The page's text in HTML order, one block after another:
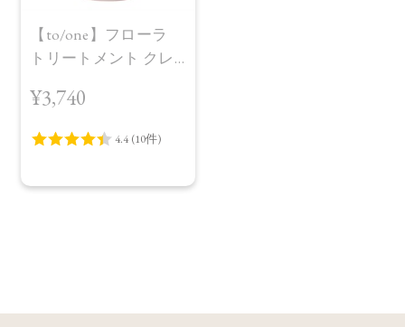
【to/one】フローラ
トリートメント クレ
¥3,740